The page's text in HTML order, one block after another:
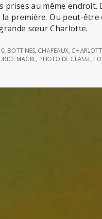
prises au même endroit.
première. Ou peut-
sœur Charlotte.
, BOTTINES, CHAPEAUX,
MAGRE, PHOTO DE CLASSE,